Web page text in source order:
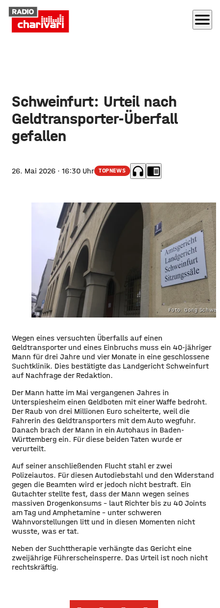
menu
Schweinfurt: Urteil nach
Geldtransporter-Überfall
gefallen
26. Mai 2026 · 16:30 Uhr TOPNEWS headphones chrome_reader_mode
Foto: Gong
Wegen eines versuchten Überfalls auf einen
Geldtransporter und eines Einbruchs muss ein 40-jähriger
Mann für drei Jahre und vier Monate in eine geschlossene
Suchtklinik. Dies bestätigte das Landgericht Schweinfurt
auf Nachfrage der Redaktion.
Der Mann hatte im Mai vergangenen Jahres in
Unterspiesheim einen Geldboten mit einer Waffe bedroht.
Der Raub von drei Millionen Euro scheiterte, weil die
Fahrerin des Geldtransporters mit dem Auto wegfuhr.
Danach brach der Mann in ein Autohaus in Baden-
Württemberg ein. Für diese beiden Taten wurde er
verurteilt.
Auf seiner anschließenden Flucht stahl er zwei
Polizeiautos. Für diesen Autodiebstahl und den Widerstand
gegen die Beamten wird er jedoch nicht bestraft. Ein
Gutachter stellte fest, dass der Mann wegen seines
massiven Drogenkonsums – laut Richter bis zu 40 Joints
am Tag und Amphetamine – unter schweren
Wahnvorstellungen litt und in diesen Momenten nicht
wusste, was er tat.
Neben der Suchttherapie verhängte das Gericht eine
zweijährige Führerscheinsperre. Das Urteil ist noch nicht
rechtskräftig.